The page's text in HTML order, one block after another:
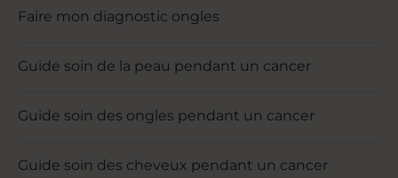
Faire mon diagnostic ongles
Guide soin de la peau pendant un cancer
Guide soin des ongles pendant un cancer
Guide soin des cheveux pendant un cancer